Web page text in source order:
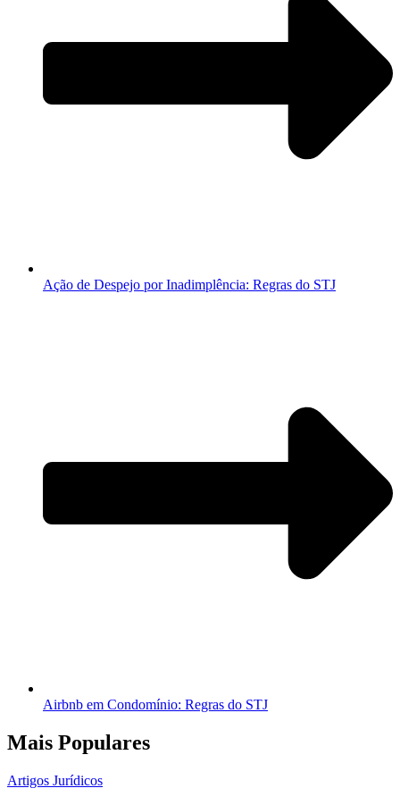
Ação de Despejo por Inadimplência: Regras do STJ
Airbnb em Condomínio: Regras do STJ
Mais Populares
Artigos Jurídicos